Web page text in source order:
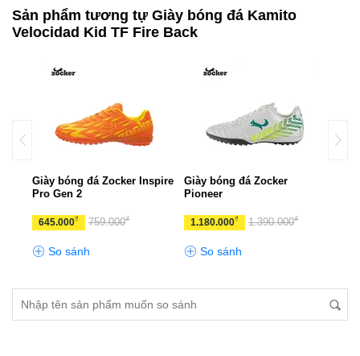
Sản phẩm tương tự Giày bóng đá Kamito
Velocidad Kid TF Fire Back
Giày bóng đá Zocker Inspire
Pro Gen 2
645.000₫ 759.000₫
So sánh
Giày bóng đá Zocker
Pioneer
1.180.000₫ 1.390.000₫
So sánh